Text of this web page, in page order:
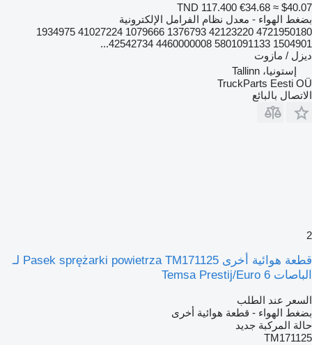
TND 117.400 €34.68 ≈ $40.07
بضغط الهواء - معدل نظام الفرامل الإلكترونية
4721950180 42123220 1376793 1079666 41027224 1934975
1504901 5801091133 4460000008 42542734...
ديزل / مازوت
إستونيا، Tallinn
TruckParts Eesti OÜ
الاتصال بالبائع
2
قطعة هوائية أخرى Pasek sprężarki powietrza TM171125 لـ
الباصات Temsa Prestij/Euro 6
السعر عند الطلب
بضغط الهواء - قطعة هوائية أخرى
حالة المركبة جديد
TM171125